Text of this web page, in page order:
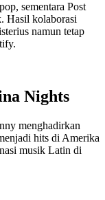
sementara Post
Hasil kolaborasi
namun tetap
Nights
menghadirkan
hits di Amerika
musik Latin di